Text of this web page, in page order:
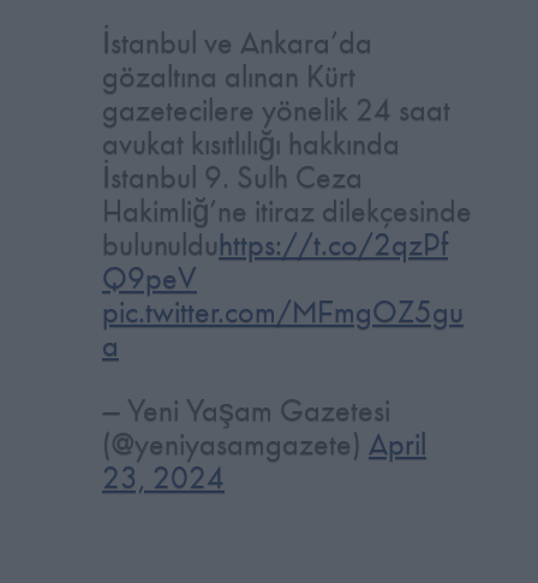
İstanbul ve Ankara’da
gözaltına alınan Kürt
gazetecilere yönelik 24 saat
avukat kısıtlılığı hakkında
İstanbul 9. Sulh Ceza
Hakimliğ’ne itiraz dilekçesinde
bulunulduhttps://t.co/2qzPf
Q9peV
pic.twitter.com/MFmgOZ5gu
a
— Yeni Yaşam Gazetesi
(@yeniyasamgazete) April
23, 2024